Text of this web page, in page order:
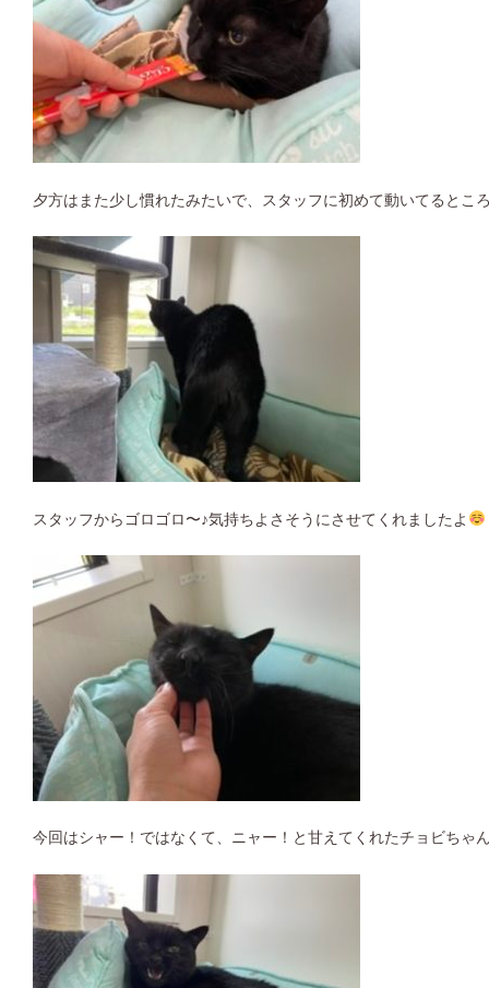
夕方はまた少し慣れたみたいで、スタッフに初めて動いてるとこ
スタッフからゴロゴロ〜♪気持ちよさそうにさせてくれましたよ
今回はシャー！ではなくて、ニャー！と甘えてくれたチョビちゃ